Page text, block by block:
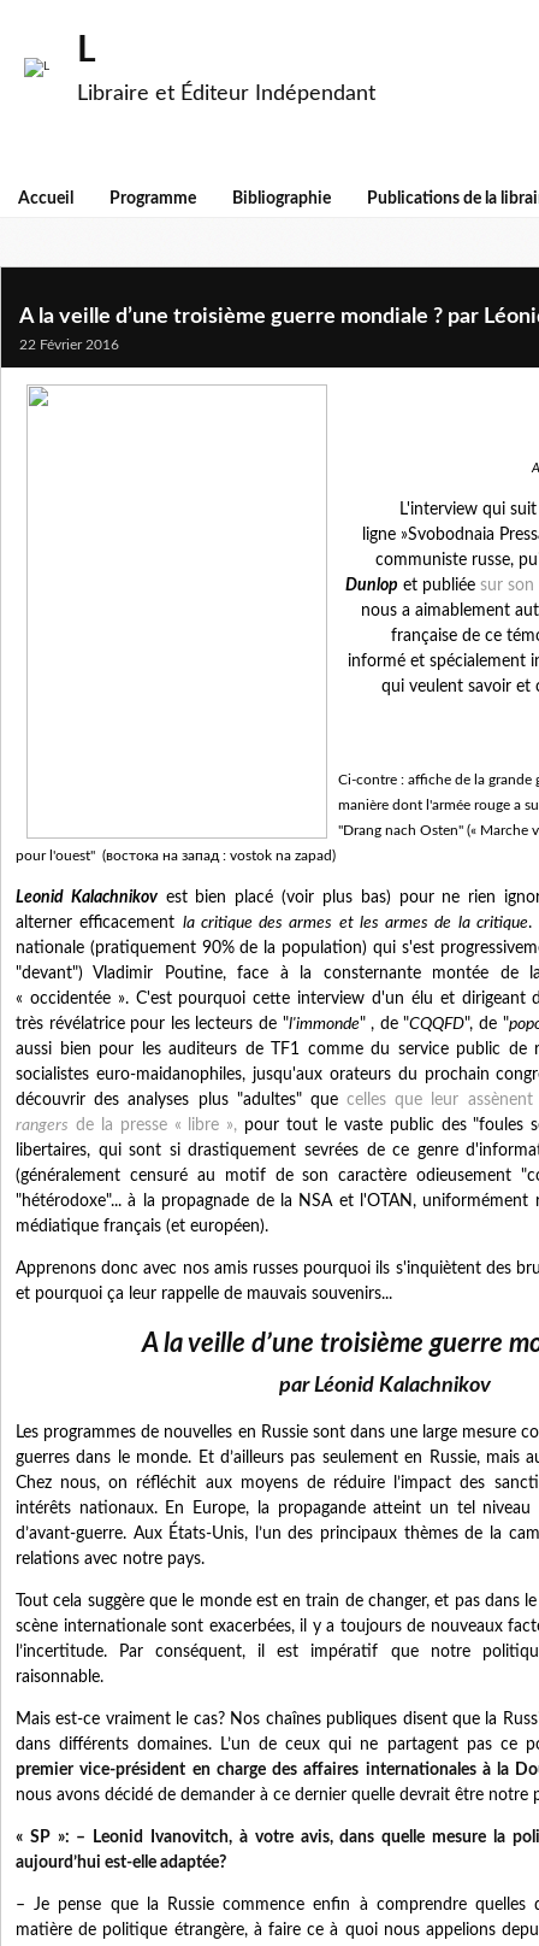
L
Libraire et Éditeur Indépendant
Accueil Programme Bibliographie Publications de la
A la veille d’une troisième guerre mondiale ? par
22 Février 2016
L'interview qui
ligne »Svobodnaia
communiste russe,
Dunlop et publiée sur
nous a aimablement
française de ce
informé et spécialement
qui veulent savoir et
Ci-contre : affiche de la
manière dont l'armée rouge a
"Drang nach Osten" (« Marche
pour l'ouest" (востока на запад : vostok na zapad)
Leonid Kalachnikovest bien placé (voir plus bas) pour ne rien
alterner efficacement la critique des armes et les armes de la critique.
nationale (pratiquement 90% de la population) qui s'est
"devant") Vladimir Poutine, face à la consternante montée de
« occidentée ». C'est pourquoi cette interview d'un élu et dirigeant
très révélatrice pour les lecteurs de "l'immonde" , de "CQQFD", de "
aussi bien pour les auditeurs de TF1 comme du service public de
socialistes euro-maidanophiles, jusqu'aux orateurs du prochain
découvrir des analyses plus "adultes" que celles que leur
rangers de la presse « libre », pour tout le vaste public des "foules
libertaires, qui sont si drastiquement sevrées de ce genre
(généralement censuré au motif de son caractère odieusement
"hétérodoxe"... à la propagnade de la NSA et l'OTAN,
médiatique français (et européen).
Apprenons donc avec nos amis russes pourquoi ils s'inquiètent des
et pourquoi ça leur rappelle de mauvais souvenirs...
A la veille d’une troisième guerre
par Léonid Kalachnikov
Les programmes de nouvelles en Russie sont dans une large mesure
guerres dans le monde. Et d’ailleurs pas seulement en Russie, mais
Chez nous, on réfléchit aux moyens de réduire l’impact des
intérêts nationaux. En Europe, la propagande atteint un tel niveau
d’avant-guerre. Aux États-Unis, l’un des principaux thèmes de la
relations avec notre pays.
Tout cela suggère que le monde est en train de changer, et pas dans
scène internationale sont exacerbées, il y a toujours de nouveaux
l’incertitude. Par conséquent, il est impératif que notre
raisonnable.
Mais est-ce vraiment le cas? Nos chaînes publiques disent que la
dans différents domaines. L’un de ceux qui ne partagent pas ce
premier vice-président en charge des affaires internationales à la
nous avons décidé de demander à ce dernier quelle devrait être notre
« SP »: – Leonid Ivanovitch, à votre avis, dans quelle mesure la
aujourd’hui est-elle adaptée?
– Je pense que la Russie commence enfin à comprendre quelles
matière de politique étrangère, à faire ce à quoi nous appelions